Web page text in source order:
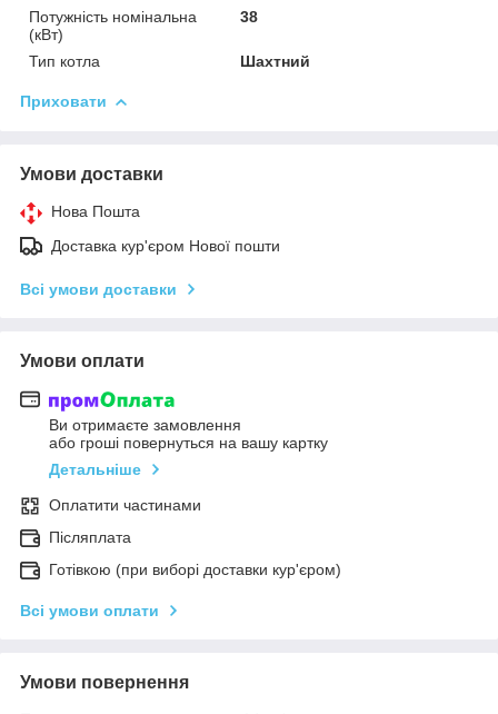
Потужність номінальна
(кВт)
38
Тип котла Шахтний
Приховати
Умови доставки
Нова Пошта
Доставка кур'єром Нової пошти
Всі умови доставки
Умови оплати
Ви отримаєте замовлення
або гроші повернуться на вашу картку
Детальніше
Оплатити частинами
Післяплата
Готівкою (при виборі доставки кур'єром)
Всі умови оплати
Умови повернення